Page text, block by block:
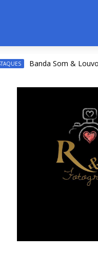
Banda Som & Louvor se